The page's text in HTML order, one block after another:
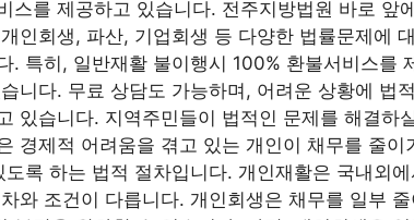
스를 제공하고 있습니다. 전주지방법원 바로 앞
인회생, 파산, 기업회생 등 다양한 법률문제에
. 특히, 일반재활 불이행시 100% 환불서비스를
니다. 무료 상담도 가능하며, 어려운 상황에 법
있습니다. 지역주민들이 법적인 문제를 해결하
경제적 어려움을 겪고 있는 개인이 채무를 줄이
록 하는 법적 절차입니다. 개인재활은 국내외
와 조건이 다릅니다. 개인회생은 채무를 일부